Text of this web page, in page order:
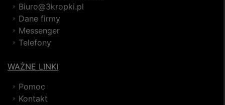
Biuro@3kropki.pl
Dane firmy
Messenger
Telefony
WAŻNE LINKI
Pomoc
Kontakt